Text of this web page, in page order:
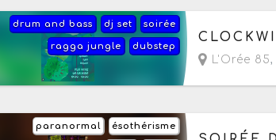
soirée
dj set
drum and bass
dubstep
ragga jungle
Aujourd'hui
L'Orée 85,
ésothérisme
paranormal
Aujourd'hui